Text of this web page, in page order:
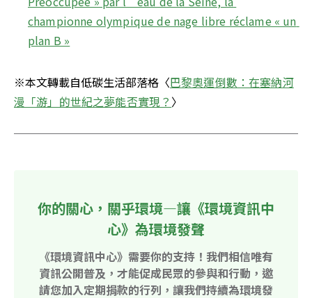
championne olympique de nage libre réclame « un
plan B »
※本文轉載自低碳生活部落格〈巴黎奧運倒數：在塞納河
漫「游」的世紀之夢能否實現？ 〉
你的關心，關乎環境—讓《環境資訊中
心》為環境發聲
《環境資訊中心》需要你的支持！我們相信唯有
資訊公開普及，才能促成民眾的參與和行動，邀
請您加入定期捐款的行列，讓我們持續為環境發